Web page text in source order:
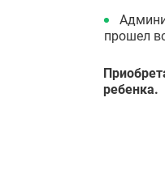
прошел
ребенка.